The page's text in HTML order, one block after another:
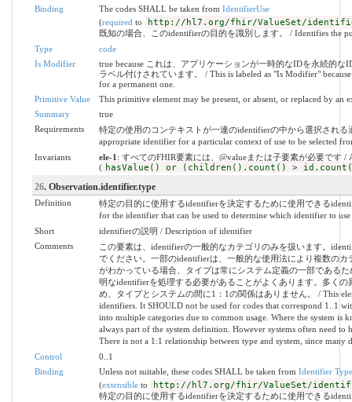
Binding
The codes SHALL be taken from IdentifierUse
(required to http://hl7.org/fhir/ValueSet/
既知の場合、このidentifierの目的を識別します。 / Identifies the
Type
code
Is Modifier
true because これは、アプリケーションが一時的なIDを永続的
ラベル付けされています。 / This is labeled as "Is Modifier"
for a permanent one.
Primitive Value
This primitive element may be present, or absent, or replaced by an
Summary
true
Requirements
特定の使用のコンテキストが一連のidentifierの中から選択され
appropriate identifier for a particular context of use to be selected
Invariants
ele-1 : すべてのFHIR要素には、@valueまたは子要素が必要です /
( hasValue() or (children().count() >
26. Observation.identifier.type
Definition
特定の目的に使用するidentifierを決定するために使用できる
for the identifier that can be used to determine which identifier to
Short
identifierの説明 / Description of identifier
Comments
この要素は、identifierの一般的なカテゴリのみを扱います。
でください。一部のidentifierは、一般的な使用法により複数の
がわかっている場合、タイプは常にシステム定義の一部である
明なidentifierを処理する必要があることがよくあります。多く
め、タイプとシステムの間に1：1の関係はありません。 / This
identifiers. It SHOULD not be used for codes that correspond 1..1
into multiple categories due to common usage. Where the system is
always part of the system definition. However systems often need to
There is not a 1:1 relationship between type and system, since many
Control
0..1
Binding
Unless not suitable, these codes SHALL be taken from Identifier
(extensibleto http://hl7.org/fhir/ValueSet/
特定の目的に使用するidentifierを決定するために使用できる